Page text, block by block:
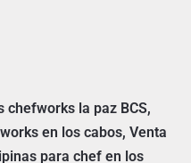
la paz BCS,
en los cabos, Venta
para chef en los